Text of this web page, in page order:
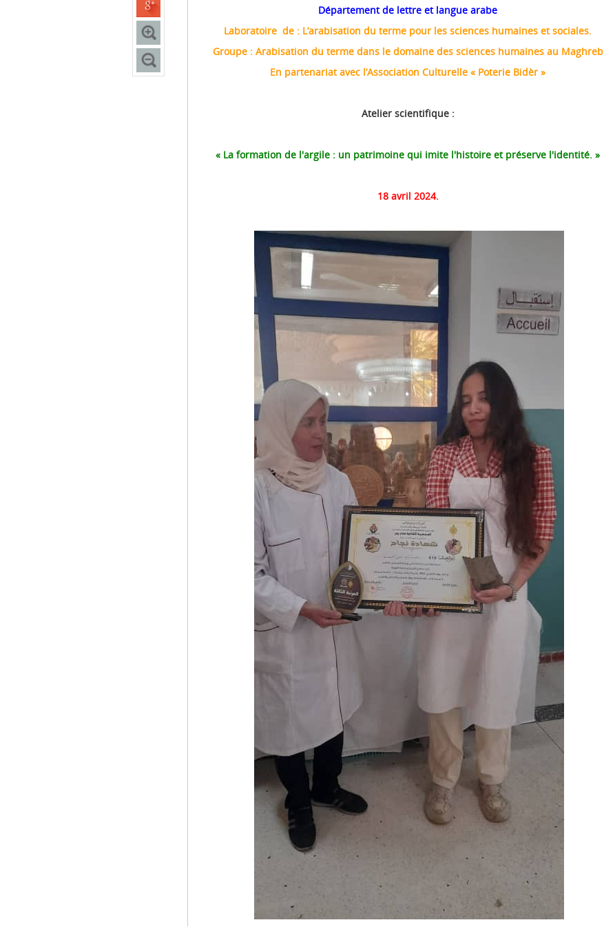
Département de lettre et langue arabe
Laboratoire de : L’arabisation du terme pour les sciences humaines et sociales.
Groupe : Arabisation du terme dans le domaine des sciences humaines au Maghreb
En partenariat avec l’Association Culturelle « Poterie Bidèr »
Atelier scientifique :
« La formation de l'argile : un patrimoine qui imite l'histoire et préserve l'identité. »
18 avril 2024.